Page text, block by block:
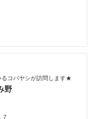
るコバヤシが訪問します★
野